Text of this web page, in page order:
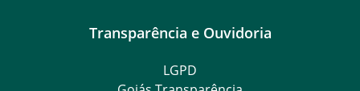
Transparência e Ouvidoria
LGPD